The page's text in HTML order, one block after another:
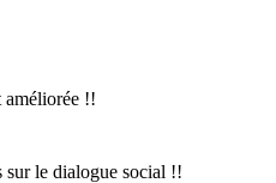
améliorée !!
sur le dialogue social !!